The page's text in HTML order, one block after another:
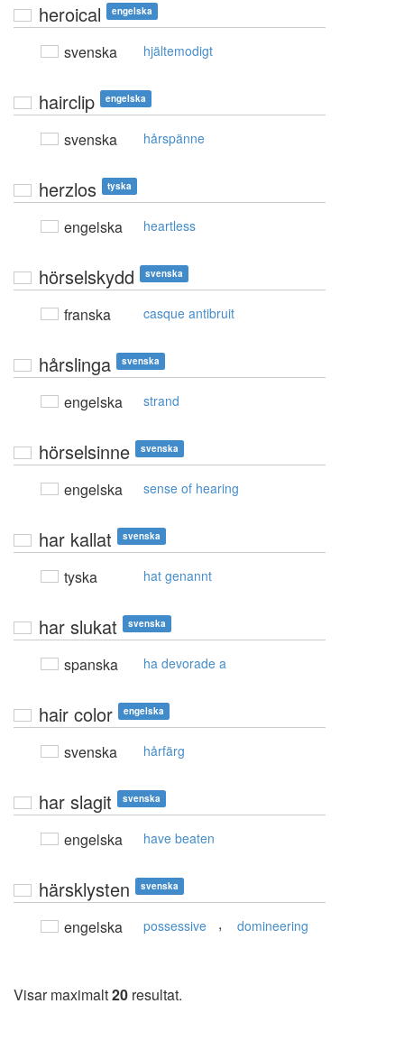
heroical engelska
svenska hjältemodigt
hairclip engelska
svenska hårspänne
herzlos tyska
engelska heartless
hörselskydd svenska
franska casque antibruit
hårslinga svenska
engelska strand
hörselsinne svenska
engelska sense of hearing
har kallat svenska
tyska hat genannt
har slukat svenska
spanska ha devorade a
hair color engelska
svenska hårfärg
har slagit svenska
engelska have beaten
härsklysten svenska
engelska possessive , domineering
Visar maximalt20 resultat.